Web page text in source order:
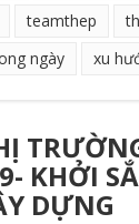
teamthep
ngày
xu
KHỞI
DỰNG